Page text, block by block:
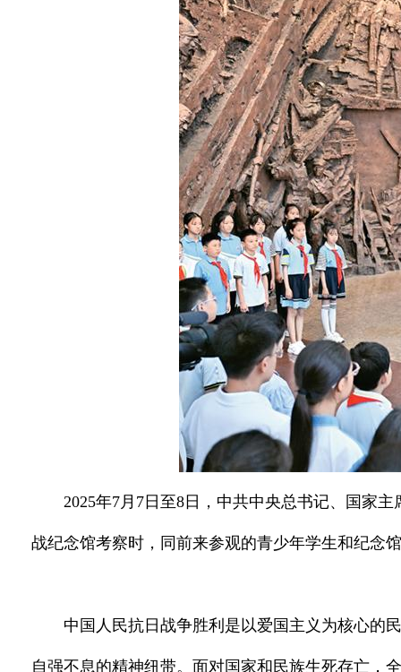
2025年7月7日至8日，中共中央总书记、国家
战纪念馆考察时，同前来参观的青少年学生和纪念
中国人民抗日战争胜利是以爱国主义为核心的
自强不息的精神纽带。面对国家和民族生死存亡，